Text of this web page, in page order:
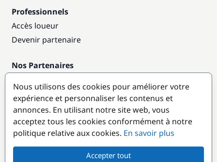
Professionnels
Accès loueur
Devenir partenaire
Nos Partenaires
Destinations populaires
Nous utilisons des cookies pour améliorer votre
expérience et personnaliser les contenus et
annonces. En utilisant notre site web, vous
acceptez tous les cookies conformément à notre
politique relative aux cookies. En savoir plus
Accepter tout